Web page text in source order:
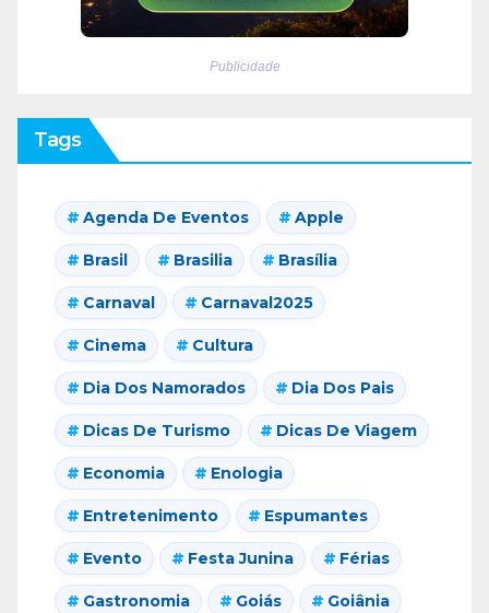
Publicidade
Tags
Agenda De Eventos Apple
Brasil Brasilia Brasília
Carnaval Carnaval2025
Cinema Cultura
Dia Dos Namorados Dia Dos Pais
Dicas De Turismo Dicas De Viagem
Economia Enologia
Entretenimento Espumantes
Evento Festa Junina Férias
Gastronomia Goiás Goiânia